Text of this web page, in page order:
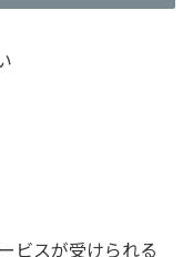
ビスが受けられる